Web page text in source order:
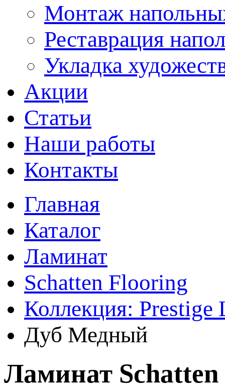
Монтаж
Реставрация
Укладка
Акции
Статьи
Наши работы
Контакты
Главная
Каталог
Ламинат
Schatten Flooring
Коллекция: Prestige
Дуб Медный
Ламинат